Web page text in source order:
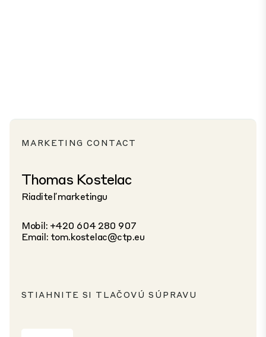
MARKETING CONTACT
Thomas Kostelac
Riaditeľ marketingu
Mobil: +420 604 280 907
Email: tom.kostelac@ctp.eu
STIAHNITE SI TLAČOVÚ SÚPRAVU